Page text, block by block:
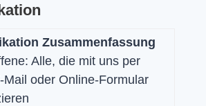
Zusammenfassung
Alle, die mit uns per
Mail oder Online-Formular